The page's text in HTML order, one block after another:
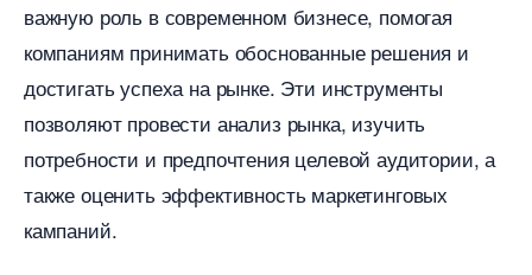
ажную роль в современном бизнесе, помогая
компаниям принимать обоснованные решения и
достигать успеха на рынке. Эти инструменты
позволяют провести анализ рынка, изучить
потребности и предпочтения целевой аудитории, а
также оценить эффективность маркетинговых
кампаний.